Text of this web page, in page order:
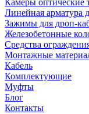
Камеры оптические
Линейная арматура
Зажимы для дроп-
Железобетонные
Средства
Монтажные
Кабель
Комплектующие
Муфты
Блог
Контакты